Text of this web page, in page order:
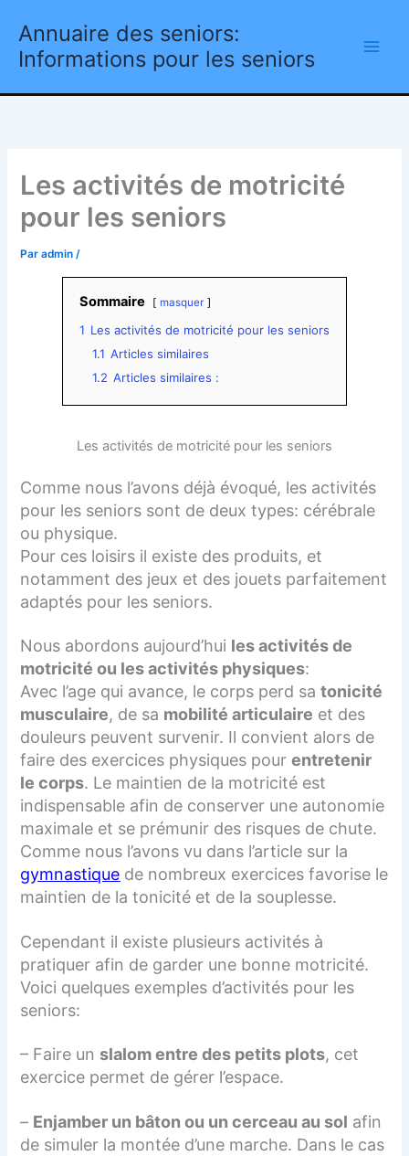
contenu
Annuaire des seniors:
Informations pour les seniors
Les activités de motricité
pour les seniors
Paradmin/
Sommaire masquer
1 Les activités de motricité pour les seniors
1.1 Articles similaires
1.2 Articles similaires :
Les activités de motricité pour les seniors
Comme nous l’avons déjà évoqué, les activités
pour les seniors sont de deux types: cérébrale
ou physique.
Pour ces loisirs il existe des produits, et
notamment des jeux et des jouets parfaitement
adaptés pour les seniors.
Nous abordons aujourd’hui les activités de
motricité ou les activités physiques:
Avec l’age qui avance, le corps perd satonicité
musculaire, de sa mobilité articulaire et des
douleurs peuvent survenir. Il convient alors de
faire des exercices physiques pourentretenir
le corps. Le maintien de la motricité est
indispensable afin de conserver une autonomie
maximale et se prémunir des risques de chute.
Comme nous l’avons vu dans l’article sur la
gymnastique de nombreux exercices favorise le
maintien de la tonicité et de la souplesse.
Cependant il existe plusieurs activités à
pratiquer afin de garder une bonne motricité.
Voici quelques exemples d’activités pour les
seniors:
– Faire un slalom entre des petits plots, cet
exercice permet de gérer l’espace.
– Enjamber un bâton ou un cerceau au sol afin
de simuler la montée d’une marche. Dans le cas